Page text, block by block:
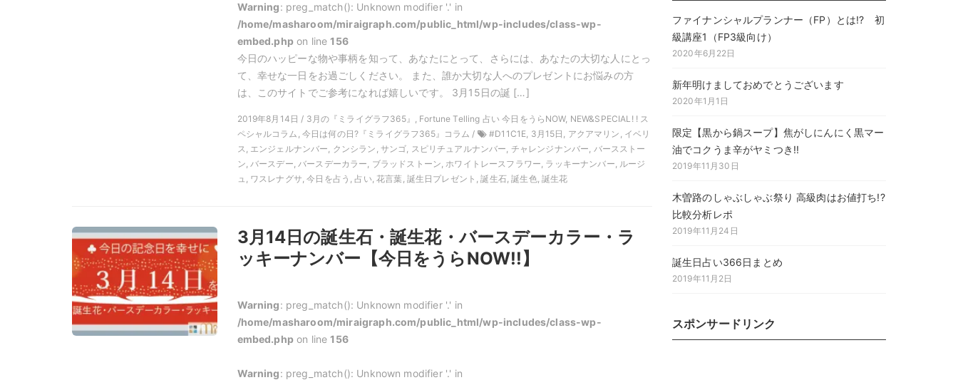
Warning: preg_match(): Unknown modifier '.' in
/home/masharoom/miraigraph.com/public_html/wp-includes/class-wp-
embed.phpon line156
今日のハッピーな物や事柄を知って、あなたにとって、さらには、あなたの大切な人にとっ
て、幸せな一日をお過ごしください。 また、誰か大切な人へのプレゼントにお悩みの方
は、このサイトでご参考になれば嬉しいです。 3月15日の誕 […]
2019年8月14日 / 3月の『ミライグラフ365』, Fortune Telling 占い 今日をうらNOW, NEW&SPECIAL! ! ス
ペシャルコラム, 今日は何の日?『ミライグラフ365』コラム /
#D11C1E, 3月15日, アクアマリン, イベリ
ス, エンジェルナンバー, クンシラン, サンゴ, スピリチュアルナンバー, チャレンジナンバー, バースストー
ン, バースデー, バースデーカラー, ブラッドストーン, ホワイトレースフラワー, ラッキーナンバー, ルージ
ュ, ワスレナグサ, 今日を占う, 占い, 花言葉, 誕生日プレゼント, 誕生石, 誕生色, 誕生花
3月14日の誕生石・誕生花・バースデーカラー・ラ
ッキーナンバー【今日をうらNOW!!】
Warning: preg_match(): Unknown modifier '.' in
/home/masharoom/miraigraph.com/public_html/wp-includes/class-wp-
embed.phpon line156
Warning: preg_match(): Unknown modifier '.' in
ファイナンシャルプランナー（FP）とは!? 初
級講座1（FP3級向け）
2020年6月22日
新年明けましておめでとうございます
2020年1月1日
限定【黒から鍋スープ】焦がしにんにく黒マー
油でコクうま辛がヤミつき!!
2019年11月30日
木曽路のしゃぶしゃぶ祭り 高級肉はお値打ち!?
比較分析レポ
2019年11月24日
誕生日占い366日まとめ
2019年11月2日
スポンサードリンク